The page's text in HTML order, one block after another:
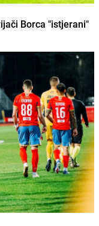
Borca "istjerani"